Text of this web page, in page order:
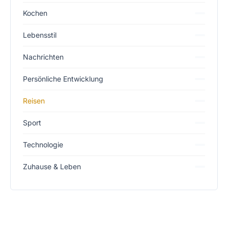
Kochen
Lebensstil
Nachrichten
Persönliche Entwicklung
Reisen
Sport
Technologie
Zuhause & Leben